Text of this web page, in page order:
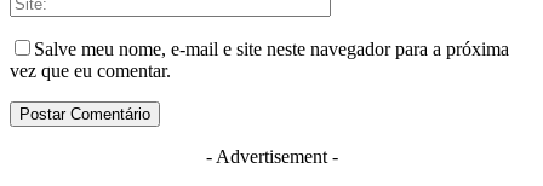
Salve meu nome, e-mail e site neste navegador para a próxima
vez que eu comentar.
- Advertisement -